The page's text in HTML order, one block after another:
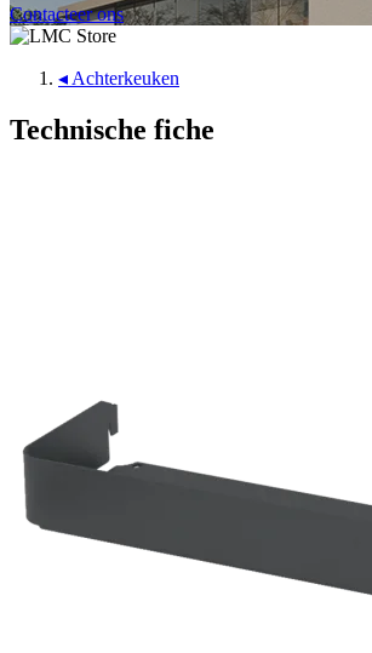
Contacteer ons
◂ Achterkeuken
Technische fiche